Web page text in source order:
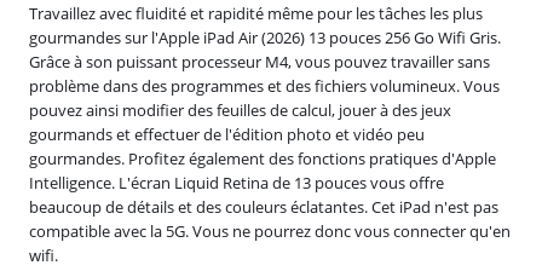
Travaillez avec fluidité et rapidité même pour les tâches les plus
gourmandes sur l'Apple iPad Air (2026) 13 pouces 256 Go Wifi Gris.
Grâce à son puissant processeur M4, vous pouvez travailler sans
problème dans des programmes et des fichiers volumineux. Vous
pouvez ainsi modifier des feuilles de calcul, jouer à des jeux
gourmands et effectuer de l'édition photo et vidéo peu
gourmandes. Profitez également des fonctions pratiques d'Apple
Intelligence. L'écran Liquid Retina de 13 pouces vous offre
beaucoup de détails et des couleurs éclatantes. Cet iPad n'est pas
compatible avec la 5G. Vous ne pourrez donc vous connecter qu'en
wifi.